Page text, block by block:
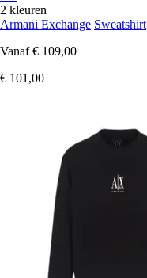
2 kleuren
Armani Exchange Sweatshirt
Vanaf € 109,00
€ 101,00